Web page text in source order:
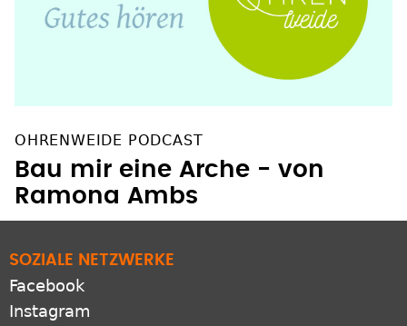
OHRENWEIDE PODCAST
Bau mir eine Arche - von
Ramona Ambs
SOZIALE NETZWERKE
Facebook
Instagram